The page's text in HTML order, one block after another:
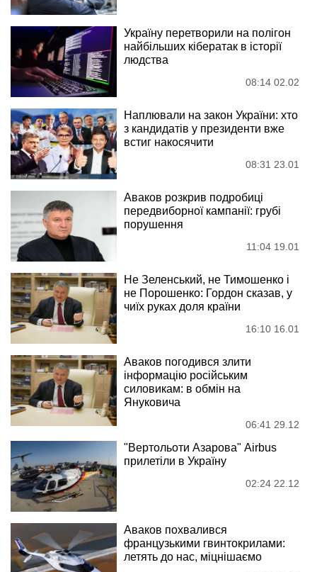
Україну перетворили на полігон
найбільших кібератак в історії
людства
08:14 02.02
Наплювали на закон України: хто
з кандидатів у президенти вже
встиг накосячити
08:31 23.01
Аваков розкрив подробиці
передвиборної кампанії: грубі
порушення
11:04 19.01
Не Зеленський, не Тимошенко і
не Порошенко: Гордон сказав, у
чиїх руках доля країни
16:10 16.01
Аваков погодився злити
інформацію російським
силовикам: в обмін на
Януковича
06:41 29.12
"Вертольоти Азарова" Airbus
прилетіли в Україну
02:24 22.12
Аваков похвалився
французькими гвинтокрилами:
летять до нас, міцнішаємо